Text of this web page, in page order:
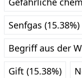
Senfgas (15.38%)
Begriff aus der
Gift (15.38%)